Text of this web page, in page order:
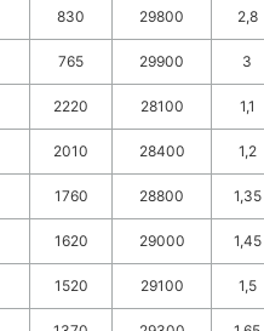
830 29800 2,8
765 29900 3
2220 28100 1,1
2010 28400 1,2
1760 28800 1,35
1620 29000 1,45
1520 29100 1,5